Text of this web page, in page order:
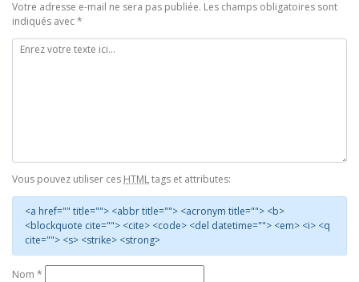
Votre adresse e-mail ne sera pas publiée. Les champs obligatoires sont
indiqués avec*
Vous pouvez utiliser ces HTMLtags et attributes:
<a href="" title=""> <abbr title=""> <acronym title=""> <b>
<blockquote cite=""> <cite> <code> <del datetime=""> <em> <i> <q
cite=""> <s> <strike> <strong>
Nom *